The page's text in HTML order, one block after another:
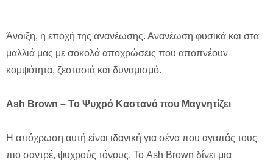
Άνοιξη, η εποχή της ανανέωσης. Ανανέωση φυσικά και στα
μαλλιά μας με σοκολά αποχρώσεις που αποπνέουν
κομψότητα, ζεστασιά και δυναμισμό.
Ash Brown – Το Ψυχρό Καστανό που Μαγνητίζει
Η απόχρωση αυτή είναι ιδανική για σένα που αγαπάς τους
πιο σαντρέ, ψυχρούς τόνους. Το Ash Brown δίνει μια